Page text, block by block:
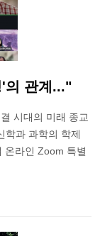
의 관계..."
시대의 미래 종교
학과 과학의 학제
온라인 Zoom 특별